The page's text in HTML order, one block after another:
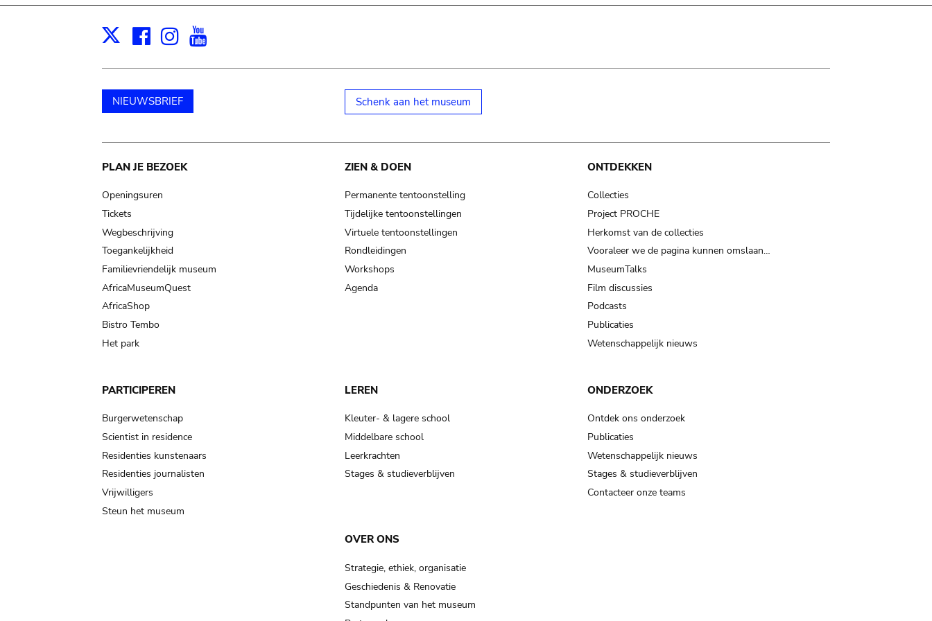
X Facebook
Instagram
NIEUWSBRIEF Schenk aan het museum
Main
navigation
PLAN JE BEZOEK
Openingsuren
Tickets
Wegbeschrijving
Toegankelijkheid
Familievriendelijk museum
AfricaMuseumQuest
AfricaShop
Bistro Tembo
Het park
ZIEN & DOEN
Permanente tentoonstelling
Tijdelijke tentoonstellingen
Virtuele tentoonstellingen
Rondleidingen
Workshops
Agenda
ONTDEKKEN
Collecties
Project PROCHE
Herkomst van de collecties
Vooraleer we de pagina kunnen omslaan…
MuseumTalks
Film discussies
Podcasts
Publicaties
Wetenschappelijk nieuws
PARTICIPEREN
Burgerwetenschap
Scientist in residence
Residenties kunstenaars
Residenties journalisten
Vrijwilligers
Steun het museum
LEREN
Kleuter- & lagere school
Middelbare school
Leerkrachten
Stages & studieverblijven
ONDERZOEK
Ontdek ons onderzoek
Publicaties
Wetenschappelijk nieuws
Stages & studieverblijven
Contacteer onze teams
OVER ONS
Strategie, ethiek, organisatie
Geschiedenis & Renovatie
Standpunten van het museum